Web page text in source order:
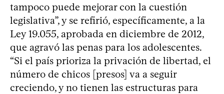
tampoco puede mejorar con la cuestión
legislativa”, y se refirió, específicamente, a la
Ley 19.055, aprobada en diciembre de 2012,
que agravó las penas para los adolescentes.
“Si el país prioriza la privación de libertad, el
número de chicos [presos] va a seguir
creciendo, y no tienen las estructuras para